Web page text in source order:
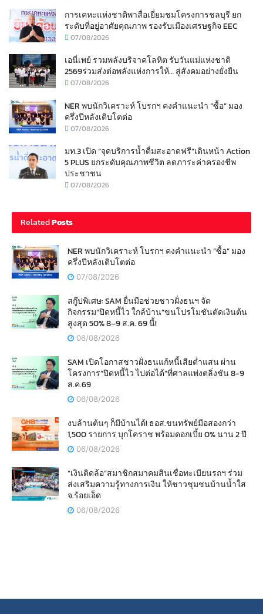
การเคหะแห่งชาติพาสื่อเยี่ยมชมโครงการชลบุรี ยก
ระดับที่อยู่อาศัยคุณภาพ รองรับเมืองเศรษฐกิจ EEC
07/08/2026
เอนี่เพย์ รวมพลังบริจาคโลหิต รับวันแม่แห่งชาติ
2569ร่วมส่งต่อพลังแห่งการให้… สู่สังคมอย่างยั่งยืน
07/08/2026
NER พบนักวิเคราะห์ โบรกฯ คงคำแนะนำ “ซื้อ” มอง
ครึ่งปีหลังเติบโตต่อ
07/08/2026
มท.3 เปิด “จุดบริการน้ำดื่มสะอาดฟรี”เดินหน้า Action
5 PLUS ยกระดับคุณภาพชีวิต ลดภาระค่าครองชีพ
ประชาชน
07/08/2026
RelatedPosts
NER พบนักวิเคราะห์ โบรกฯ คงคำแนะนำ “ซื้อ” มอง
ครึ่งปีหลังเติบโตต่อ
07/08/2026
สกู๊ปพิเศษ: SAM ยื่นมือช่วยชาวฝั่งธนฯ จัด
กิจกรรม“ปิดหนี้ไว ใกล้บ้าน”ขนโปรโมชันตัดเงินต้น
สูงสุด 50% 8–9 ส.ค. 69 นี้!
06/08/2026
SAM เปิดโอกาสชาวฝั่งธนแก้หนี้เสียต่ำแสน ผ่าน
โครงการ“ปิดหนี้ไว ไปต่อได้”ที่ศาลแพ่งตลิ่งชัน 8-9
ส.ค.69
06/08/2026
งบล้านต้นๆ ก็มีบ้านได้! ธอส.ขนทรัพย์มือสองกว่า
1,500 รายการ บุกโคราช พร้อมดอกเบี้ย 0% นาน 2 ปี
06/08/2026
“เงินติดล้อ”สมาชิกสมาคมสินเชื่อทะเบียนรถฯ ร่วม
ส่งเสริมความรู้ทางการเงิน ให้ชาวชุมชนบ้านน้ำใส
จ.ร้อยเอ็ด
06/08/2026